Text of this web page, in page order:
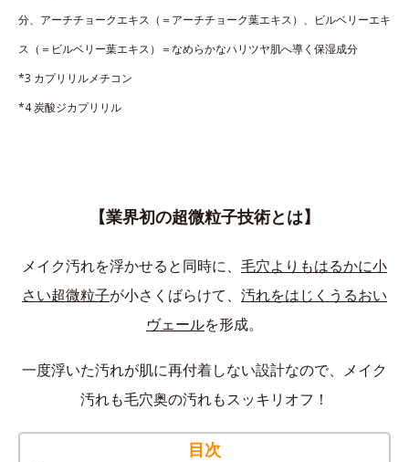
分、アーチチョークエキス（＝アーチチョーク葉エキス）、ビルベリーエキ
ス（＝ビルベリー葉エキス）＝なめらかなハリツヤ肌へ導く保湿成分
*3 カプリリルメチコン
*4 炭酸ジカプリリル
【業界初の超微粒子技術とは】
メイク汚れを浮かせると同時に、 毛穴よりもはるかに小
さい超微粒子が小さくばらけて、 汚れをはじくうるおい
ヴェールを形成。
一度浮いた汚れが肌に再付着しない設計なので、メイク
汚れも毛穴奥の汚れもスッキリオフ！
目次